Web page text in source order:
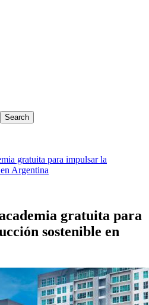
Search
Search
gratuita para impulsar la
Argentina
gratuita para
sostenible en